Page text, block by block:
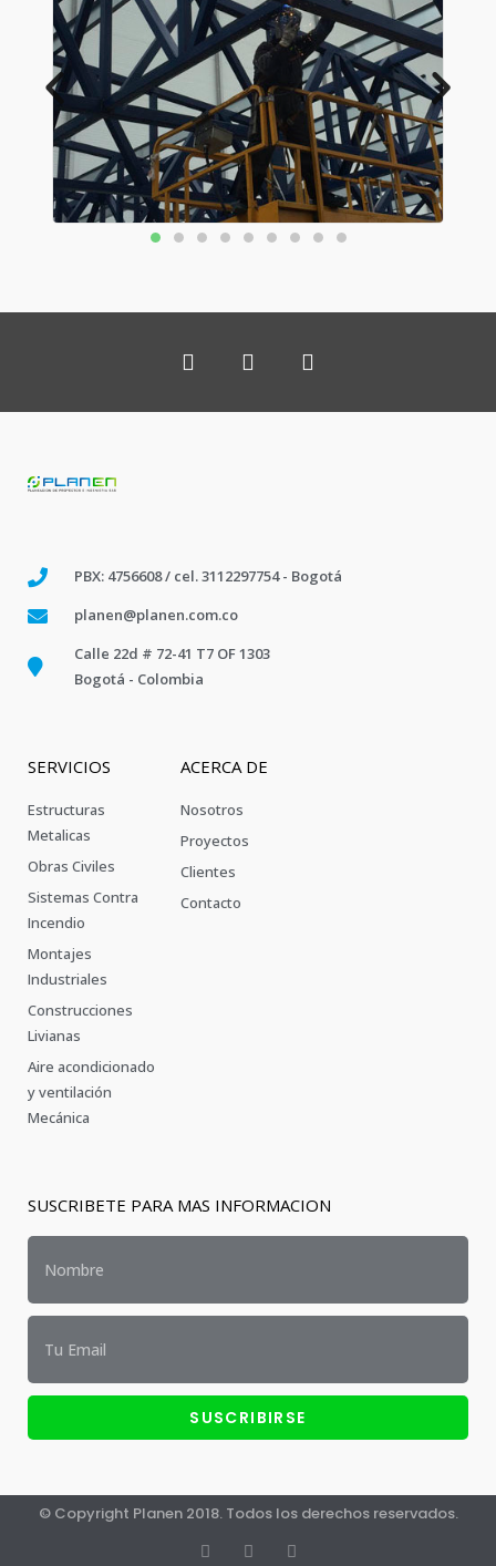
PBX: 4756608 / cel. 3112297754 - Bogotá
planen@planen.com.co
Calle 22d # 72-41 T7 OF 1303
Bogotá - Colombia
SERVICIOS
Estructuras
Metalicas
Obras Civiles
Sistemas Contra
Incendio
Montajes
Industriales
Construcciones
Livianas
Aire acondicionado
y ventilación
Mecánica
ACERCA DE
Nosotros
Proyectos
Clientes
Contacto
SUSCRIBETE PARA MAS INFORMACION
SUSCRIBIRSE
© Copyright Planen 2018. Todos los derechos reservados.